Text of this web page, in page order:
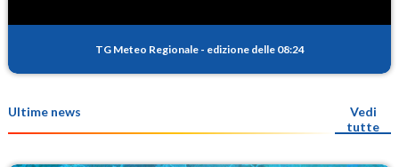
TG Meteo Regionale - edizione delle 08:24
Ultime news
Vedi
tutte